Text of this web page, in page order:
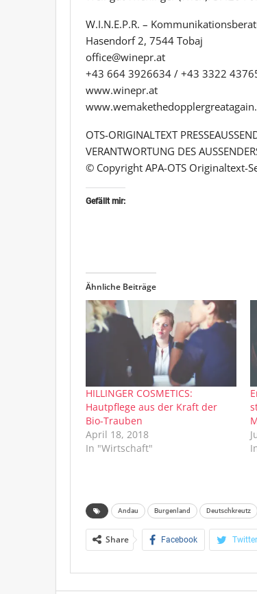
W.I.N.E.P.R. –
Hasendorf 2, 7544 Tobaj
office@winepr.at
+43 664 3926634 / +43 3322
www.winepr.at
OTS-ORIGINALTEXT
VERANTWORTUNG DES
© Copyright APA-OTS Originaltext-
Gefällt mir:
Ähnliche Beiträge
HILLINGER COSMETICS:
Hautpflege aus der Kraft der
Bio-Trauben
April 18, 2018
In "Wirtschaft"
Andau Burgenland Deutschkreutz
Share Facebook Twitter